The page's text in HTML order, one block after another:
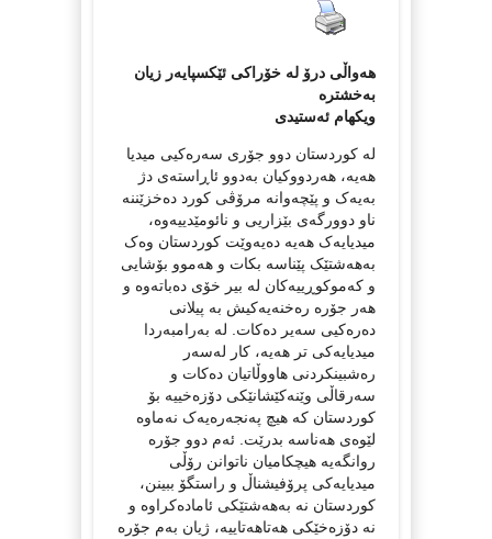
هەواڵی درۆ لە خۆراکی ئێکسپایەر زیان
بەخشترە
ویکهام ئەستیدی
لە کوردستان دوو جۆری سەرەکیی میدیا
هەیە، هەردووکیان بەدوو ئاڕاستەی دژ
بەیەک و پێچەوانە مرۆڤی کورد دەخزێننە
ناو دوورگەی بێزاریی و نائومێدییەوە،
میدیایەک هەیە دەیەوێت کوردستان وەک
بەهەشتێک پێناسە بکات و هەموو بۆشایی
و کەموکوڕییەکان لە بیر خۆی دەباتەوە و
هەر جۆرە رەخنەیەکیش بە پیلانی
دەرەکیی سەیر دەکات. لە بەرامبەردا
میدیایەکی تر هەیە، کار لەسەر
رەشبینکردنی هاووڵاتیان دەکات و
سەرقاڵی وێنەکێشانێکی دۆزەخییە بۆ
کوردستان کە هیچ پەنجەرەیەک نەماوە
لێوەی هەناسە بدرێت. ئەم دوو جۆرە
روانگەیە هیچکامیان ناتوانن رۆڵی
میدیایەکی پرۆفیشناڵ و راستگۆ ببینن،
کوردستان نە بەهەشتێکی ئامادەکراوە و
نە دۆزەخێکی هەتاهەتاییە، ژیان بەم جۆرە